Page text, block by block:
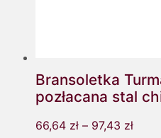
Bransoletka
pozłacana stal
66,64 zł – 97,43 zł